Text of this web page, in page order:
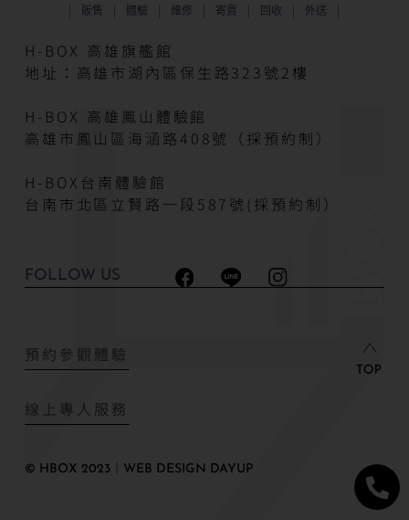
販售 體驗 維修 寄賣 回收 外送
H-BOX 高雄旗艦館
地址：高雄市湖內區保生路323號2樓
H-BOX 高雄鳳山體驗館
高雄市鳳山區海涵路408號（採預約制）
H-BOX台南體驗館
台南市北區立賢路一段587號(採預約制）
FOLLOW US
預約參觀體驗
線上專人服務
© HBOX 2023｜WEB DESIGN DAYUP